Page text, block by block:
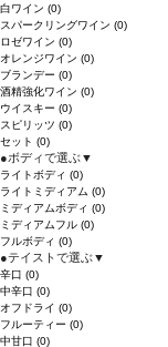
白ワイン (0)
スパークリングワイン (0)
ロゼワイン (0)
オレンジワイン (0)
ブランデー (0)
酒精強化ワイン (0)
ウイスキー (0)
スピリッツ (0)
セット (0)
●ボディで選ぶ▼
ライトボディ (0)
ライトミディアム (0)
ミディアムボディ (0)
ミディアムフル (0)
フルボディ (0)
●テイストで選ぶ▼
辛口 (0)
中辛口 (0)
オフドライ (0)
フルーティー (0)
中甘口 (0)